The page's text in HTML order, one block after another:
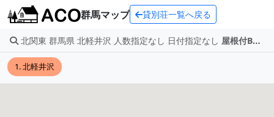
群馬マップ 貸別荘一覧へ戻る
北関東 群馬県 北軽井沢 人数指定なし 日付指定なし 屋根付BBQ
1. 北軽井沢